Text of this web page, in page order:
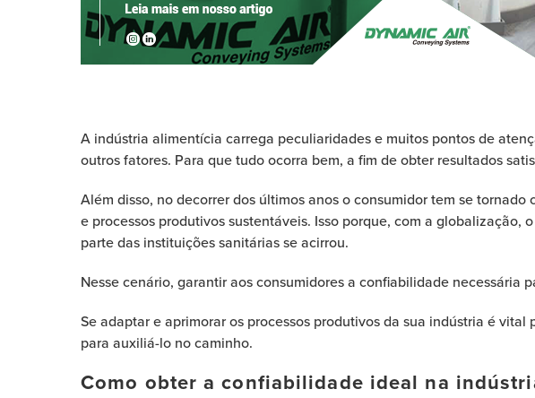
A indústria alimentícia carrega peculiaridades e muitos pontos de
outros fatores. Para que tudo ocorra bem, a fim de obter resultados
Além disso, no decorrer dos últimos anos o consumidor tem se
e processos produtivos sustentáveis. Isso porque, com a
parte das instituições sanitárias se acirrou.
Nesse cenário, garantir aos consumidores a confiabilidade necessária
Se adaptar e aprimorar os processos produtivos da sua indústria é
para auxiliá-lo no caminho.
Como obter a confiabilidade ideal na